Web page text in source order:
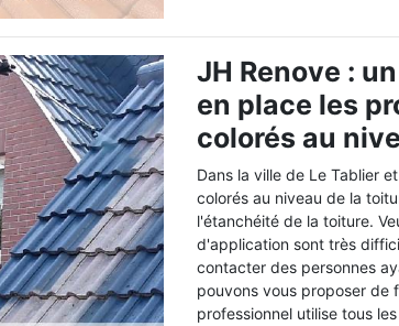
JH Renove :
en place les
colorés au
Dans la ville de Le Tablier
colorés au niveau de la
l'étanchéité de la toiture.
d'application sont très
contacter des personnes
pouvons vous proposer de
professionnel utilise tous